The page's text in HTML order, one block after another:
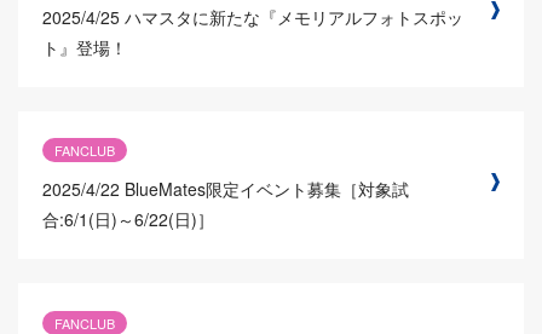
2025/4/25 ハマスタに新たな『メモリアルフォトスポッ
ト』登場！
FANCLUB
2025/4/22 BlueMates限定イベント募集［対象試
合:6/1(日)～6/22(日)］
FANCLUB